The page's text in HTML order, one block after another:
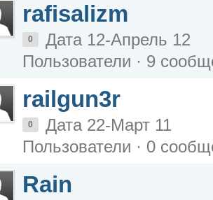
rafisalizm
0
Дата 12-Апрель 12
Пользователи · 9
railgun3r
0
Дата 22-Март 11
Пользователи · 0
Rain